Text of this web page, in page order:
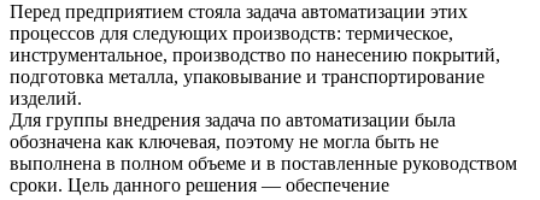
Перед предприятием стояла задача автоматизации этих
процессов для следующих производств: термическое,
инструментальное, производство по нанесению покрытий,
подготовка металла, упаковывание и транспортирование
изделий.
Для группы внедрения задача по автоматизации была
обозначена как ключевая, поэтому не могла быть не
выполнена в полном объеме и в поставленные руководством
сроки. Цель данного решения — обеспечение